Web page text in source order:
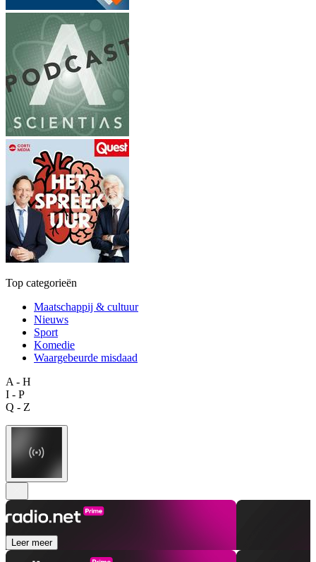
Top categorieën
Maatschappij & cultuur
Nieuws
Sport
Komedie
Waargebeurde misdaad
A - H
I - P
Q - Z
Leer meer